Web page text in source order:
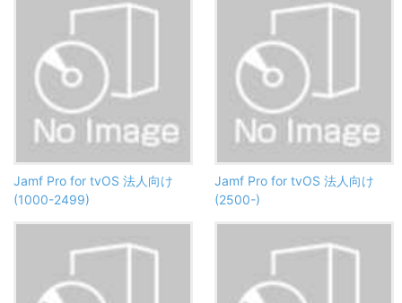
Jamf Pro for tvOS 法人向け
(1000-2499)
Jamf Pro for tvOS 法人向け
(2500-)